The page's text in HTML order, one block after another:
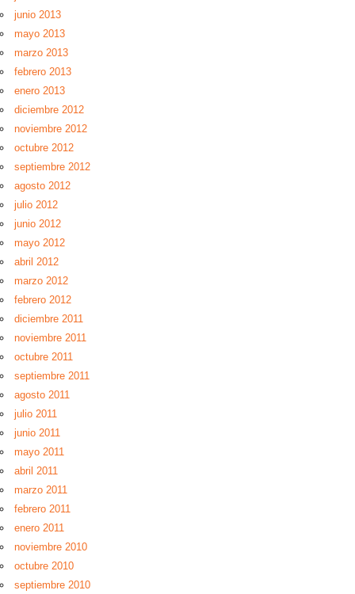
junio 2013
mayo 2013
marzo 2013
febrero 2013
enero 2013
diciembre 2012
noviembre 2012
octubre 2012
septiembre 2012
agosto 2012
julio 2012
junio 2012
mayo 2012
abril 2012
marzo 2012
febrero 2012
diciembre 2011
noviembre 2011
octubre 2011
septiembre 2011
agosto 2011
julio 2011
junio 2011
mayo 2011
abril 2011
marzo 2011
febrero 2011
enero 2011
noviembre 2010
octubre 2010
septiembre 2010